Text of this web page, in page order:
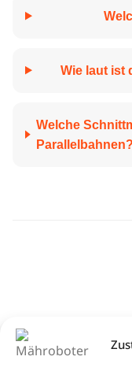
Wie laut ist
Welche
Parallelbahnen?
Kundenrezensionen